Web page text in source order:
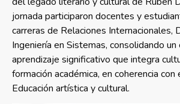
jornada participaron docentes y
carreras de Relaciones Internacionales,
Ingeniería en Sistemas, consolidando un
aprendizaje significativo que integra
formación académica, en coherencia con
Educación artística y cultural.